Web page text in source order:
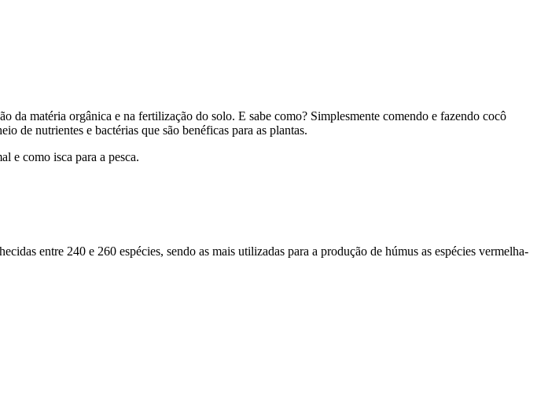
da matéria orgânica e na fertilização do solo. E sabe como? Simplesmente comendo e fazendo cocô
de nutrientes e bactérias que são benéficas para as plantas.
e como isca para a pesca.
entre 240 e 260 espécies, sendo as mais utilizadas para a produção de húmus as espécies vermelha-